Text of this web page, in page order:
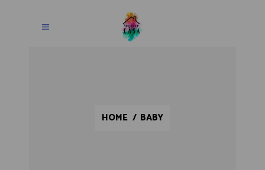
HOME / BABY